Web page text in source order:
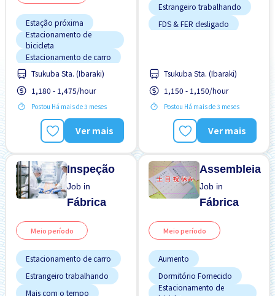
Estação próxima
Estacionamento de
bicicleta
Estacionamento de carro
FDS & FER desligado
Pago diariamente
Potêncial para Salário
Preferência por Mulheres
Sem experiência OK
Transporte pago
Tsukuba Sta. (Ibaraki)
1,180 - 1,475/hour
Postou Há mais de 3 meses
Ver mais
Estrangeiro trabalhando
FDS & FER desligado
Sem CV
Sem experiência OK
Transporte pago
Tsukuba Sta. (Ibaraki)
1,150 - 1,150/hour
Postou Há mais de 3 meses
Ver mais
Inspeção
Job in
Fábrica
Meio período
Estacionamento de carro
Estrangeiro trabalhando
Mais com o tempo
Assembleia
Job in
Fábrica
Meio período
Aumento
Dormitório Fornecido
Estacionamento de